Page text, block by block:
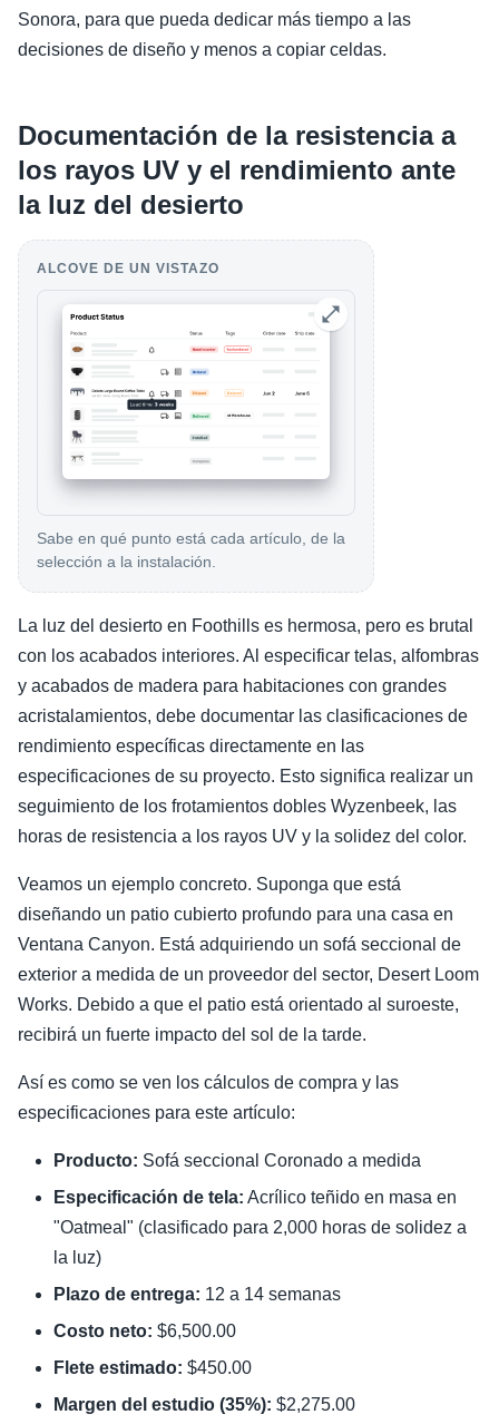
Sonora, para que pueda dedicar más tiempo a las
decisiones de diseño y menos a copiar celdas.
Documentación de la resistencia a
los rayos UV y el rendimiento ante
la luz del desierto
ALCOVE DE UN VISTAZO
Sabe en qué punto está cada artículo, de la
selección a la instalación.
La luz del desierto en Foothills es hermosa, pero es brutal
con los acabados interiores. Al especificar telas, alfombras
y acabados de madera para habitaciones con grandes
acristalamientos, debe documentar las clasificaciones de
rendimiento específicas directamente en las
especificaciones de su proyecto. Esto significa realizar un
seguimiento de los frotamientos dobles Wyzenbeek, las
horas de resistencia a los rayos UV y la solidez del color.
Veamos un ejemplo concreto. Suponga que está
diseñando un patio cubierto profundo para una casa en
Ventana Canyon. Está adquiriendo un sofá seccional de
exterior a medida de un proveedor del sector, Desert Loom
Works. Debido a que el patio está orientado al suroeste,
recibirá un fuerte impacto del sol de la tarde.
Así es como se ven los cálculos de compra y las
especificaciones para este artículo:
Producto: Sofá seccional Coronado a medida
Especificación de tela: Acrílico teñido en masa en
"Oatmeal" (clasificado para 2,000 horas de solidez a
la luz)
Plazo de entrega: 12 a 14 semanas
Costo neto: $6,500.00
Flete estimado: $450.00
Margen del estudio (35%): $2,275.00